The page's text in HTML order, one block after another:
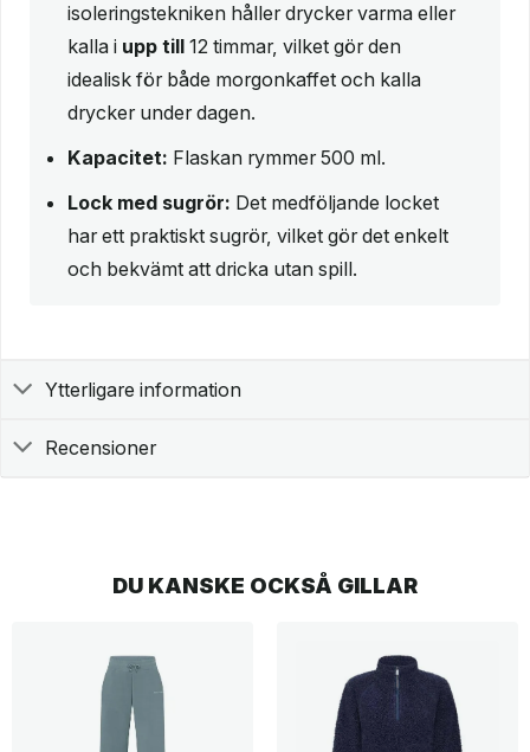
isoleringstekniken håller drycker varma eller
kalla i upp till 12 timmar, vilket gör den
idealisk för både morgonkaffet och kalla
drycker under dagen.
Kapacitet: Flaskan rymmer 500 ml.
Lock med sugrör: Det medföljande locket
har ett praktiskt sugrör, vilket gör det enkelt
och bekvämt att dricka utan spill.
Ytterligare information
Recensioner
DU KANSKE OCKSÅ GILLAR